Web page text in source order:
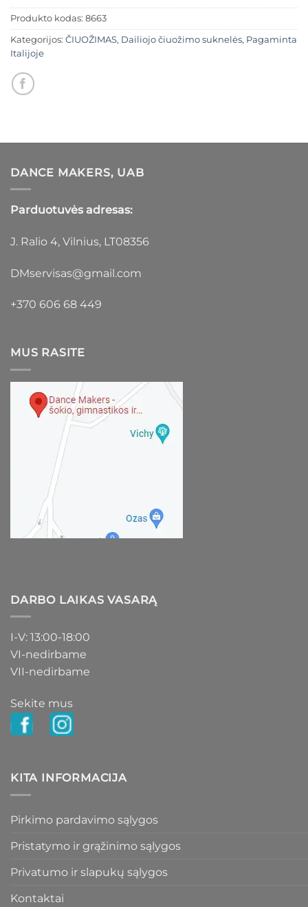
Produkto kodas: 8663
Kategorijos: ČIUOŽIMAS, Dailiojo čiuožimo suknelės, Pagaminta
Italijoje
DANCE MAKERS, UAB
Parduotuvės adresas:
J. Ralio 4, Vilnius, LT08356
DMservisas@gmail.com
+370 606 68 449
MUS RASITE
DARBO LAIKAS VASARĄ
I-V: 13:00-18:00
VI-nedirbame
VII-nedirbame
Sekite mus
KITA INFORMACIJA
Pirkimo pardavimo sąlygos
Pristatymo ir grąžinimo sąlygos
Privatumo ir slapukų sąlygos
Kontaktai